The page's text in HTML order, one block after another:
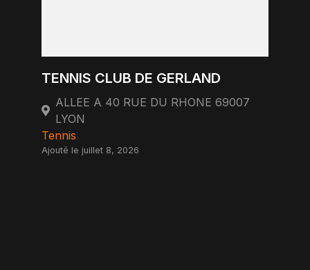
TENNIS CLUB DE GERLAND
ALLEE A 40 RUE DU RHONE 69007
LYON
Tennis
Ajouté le juillet 8, 2026